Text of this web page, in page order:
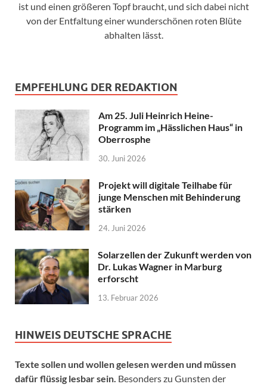
ist und einen größeren Topf braucht, und sich dabei nicht
von der Entfaltung einer wunderschönen roten Blüte
abhalten lässt.
EMPFEHLUNG DER REDAKTION
Am 25. Juli Heinrich Heine-
Programm im „Hässlichen Haus“ in
Oberrosphe
30. Juni 2026
Projekt will digitale Teilhabe für
junge Menschen mit Behinderung
stärken
24. Juni 2026
Solarzellen der Zukunft werden von
Dr. Lukas Wagner in Marburg
erforscht
13. Februar 2026
HINWEIS DEUTSCHE SPRACHE
Texte sollen und wollen gelesen werden und müssen
dafür flüssig lesbar sein. Besonders zu Gunsten der